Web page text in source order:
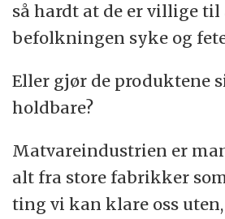
så hardt at de er villige til
befolkningen syke og
Eller gjør de produktene
holdbare?
Matvareindustrien er
alt fra store fabrikker
ting vi kan klare oss